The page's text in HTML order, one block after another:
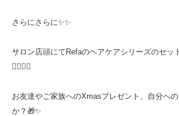
⁡さらにさらに✨✨
サロン店頭にてRefaのヘアケアシリーズのセッ
💇🏼‍♀️✨
お友達やご家族へのXmasプレゼント、自分へ
か？🎁✨